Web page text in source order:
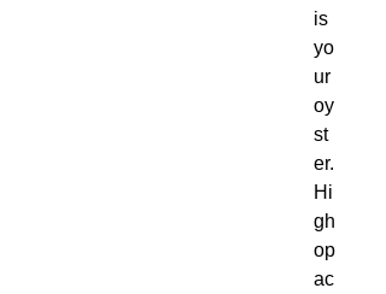
is
yo
ur
oy
st
er.
Hi
gh
op
ac